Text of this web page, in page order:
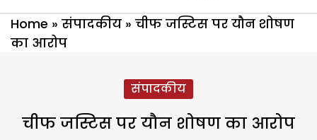
Home » संपादकीय » चीफ जस्टिस पर यौन शोषण
का आरोप
संपादकीय
चीफ जस्टिस पर यौन शोषण का आरोप